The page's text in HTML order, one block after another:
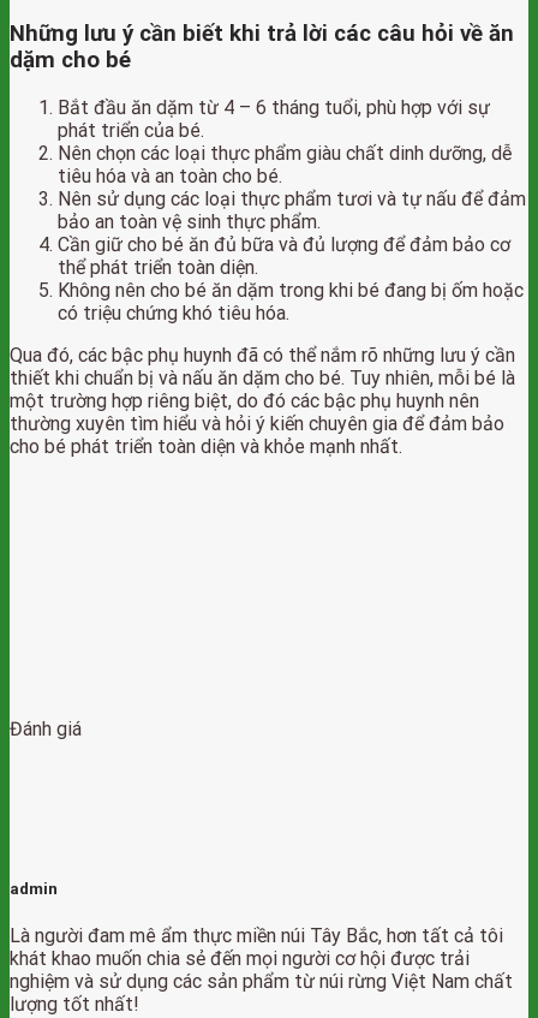
Những lưu ý cần biết khi trả lời các câu hỏi về ăn
dặm cho bé
Bắt đầu ăn dặm từ 4 – 6 tháng tuổi, phù hợp với sự
phát triển của bé.
Nên chọn các loại thực phẩm giàu chất dinh dưỡng, dễ
tiêu hóa và an toàn cho bé.
Nên sử dụng các loại thực phẩm tươi và tự nấu để đảm
bảo an toàn vệ sinh thực phẩm.
Cần giữ cho bé ăn đủ bữa và đủ lượng để đảm bảo cơ
thể phát triển toàn diện.
Không nên cho bé ăn dặm trong khi bé đang bị ốm hoặc
có triệu chứng khó tiêu hóa.
Qua đó, các bậc phụ huynh đã có thể nắm rõ những lưu ý cần
thiết khi chuẩn bị và nấu ăn dặm cho bé. Tuy nhiên, mỗi bé là
một trường hợp riêng biệt, do đó các bậc phụ huynh nên
thường xuyên tìm hiểu và hỏi ý kiến chuyên gia để đảm bảo
cho bé phát triển toàn diện và khỏe mạnh nhất.
Đánh giá
admin
Là người đam mê ẩm thực miền núi Tây Bắc, hơn tất cả tôi
khát khao muốn chia sẻ đến mọi người cơ hội được trải
nghiệm và sử dụng các sản phẩm từ núi rừng Việt Nam chất
lượng tốt nhất!